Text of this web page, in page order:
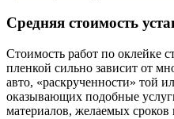
Средняя стоимость
Стоимость работ по оклейке
пленкой сильно зависит от
авто, «раскрученности» той
оказывающих подобные
материалов, желаемых сроков